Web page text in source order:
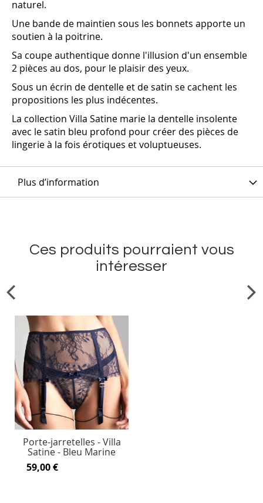
naturel.
Une bande de maintien sous les bonnets apporte un
soutien à la poitrine.
Sa coupe authentique donne l'illusion d'un ensemble
2 pièces au dos, pour le plaisir des yeux.
Sous un écrin de dentelle et de satin se cachent les
propositions les plus indécentes.
La collection Villa Satine marie la dentelle insolente
avec le satin bleu profond pour créer des pièces de
lingerie à la fois érotiques et voluptueuses.
Plus d’information
Ces produits pourraient vous
intéresser
Porte-jarretelles - Villa
Satine - Bleu Marine
59,00 €